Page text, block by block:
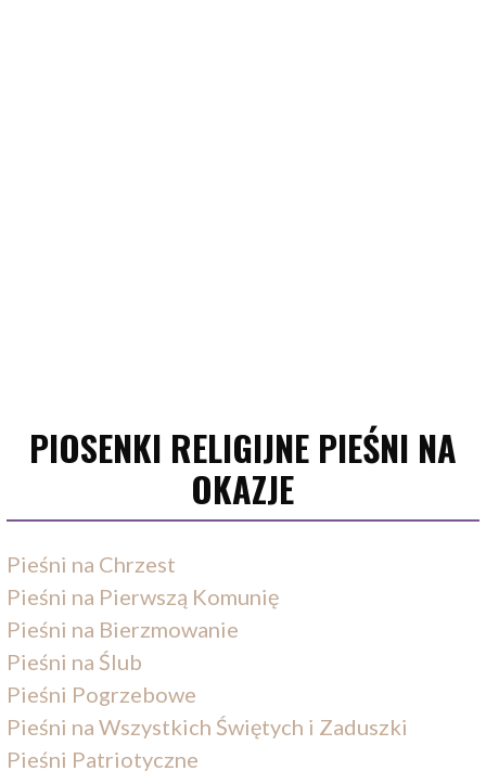
PIOSENKI RELIGIJNE PIEŚNI NA
OKAZJE
Pieśni na Chrzest
Pieśni na Pierwszą Komunię
Pieśni na Bierzmowanie
Pieśni na Ślub
Pieśni Pogrzebowe
Pieśni na Wszystkich Świętych i Zaduszki
Pieśni Patriotyczne